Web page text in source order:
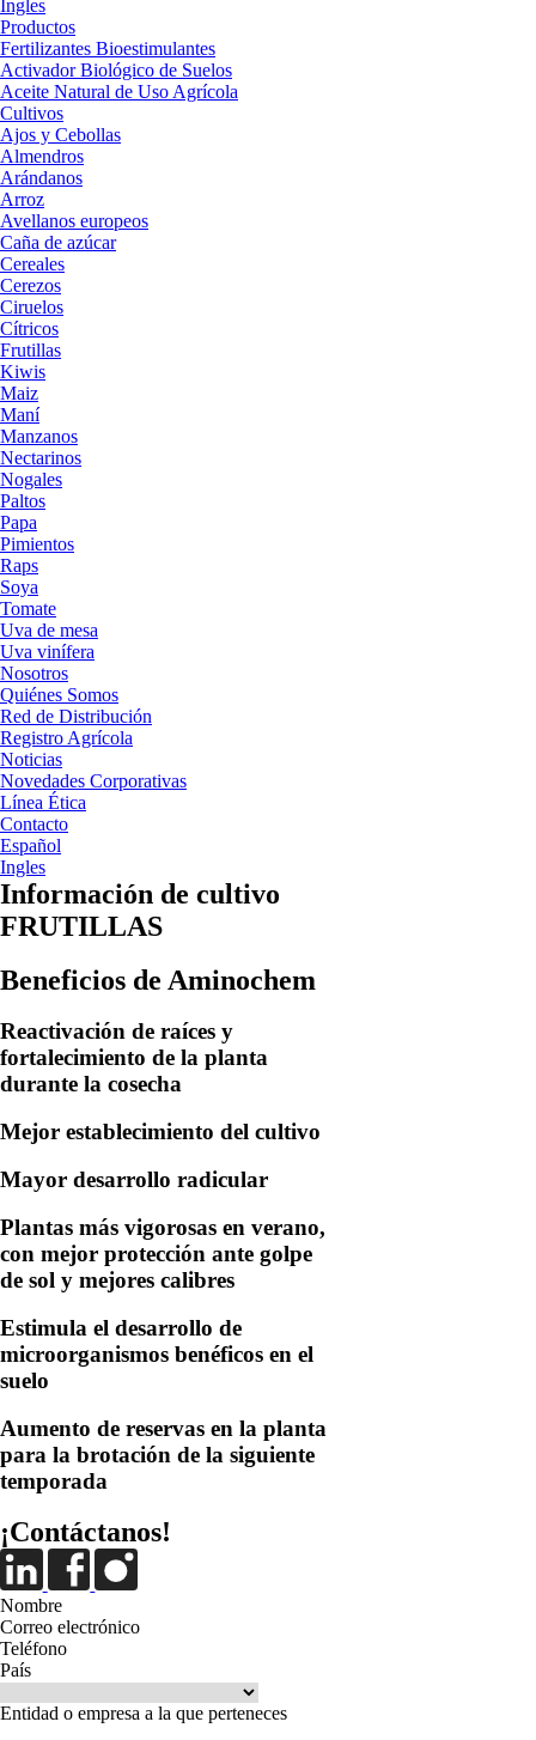
Ingles
Productos
Fertilizantes Bioestimulantes
Activador Biológico de Suelos
Aceite Natural de Uso Agrícola
Cultivos
Ajos y Cebollas
Almendros
Arándanos
Arroz
Avellanos europeos
Caña de azúcar
Cereales
Cerezos
Ciruelos
Cítricos
Frutillas
Kiwis
Maiz
Maní
Manzanos
Nectarinos
Nogales
Paltos
Papa
Pimientos
Raps
Soya
Tomate
Uva de mesa
Uva vinífera
Nosotros
Quiénes Somos
Red de Distribución
Registro Agrícola
Noticias
Novedades Corporativas
Línea Ética
Contacto
Español
Ingles
Información de cultivo
FRUTILLAS
Beneficios de Aminochem
Reactivación de raíces y
fortalecimiento de la planta
durante la cosecha
Mejor establecimiento del cultivo
Mayor desarrollo radicular
Plantas más vigorosas en verano,
con mejor protección ante golpe
de sol y mejores calibres
Estimula el desarrollo de
microorganismos benéficos en el
suelo
Aumento de reservas en la planta
para la brotación de la siguiente
temporada
¡Contáctanos!
Nombre
Correo electrónico
Teléfono
País
Entidad o empresa a la que perteneces